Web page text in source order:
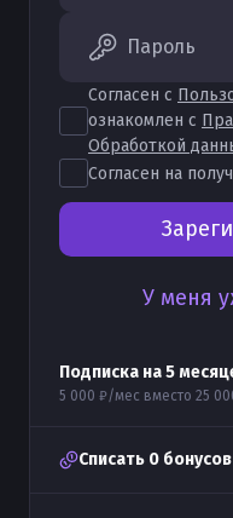
Пароль
Согласен с
ознакомлен с
Обработкой
Согласен на
У меня
Подписка на5
5 000 ₽/мес вместо 25
Списать 0 бонусов